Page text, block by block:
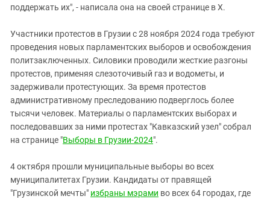
поддержать их", - написала она на своей странице в X.
Участники протестов в Грузии с 28 ноября 2024 года требуют
проведения новых парламентских выборов и освобождения
политзаключенных. Силовики проводили жесткие разгоны
протестов, применяя слезоточивый газ и водометы, и
задерживали протестующих. За время протестов
административному преследованию подверглось более
тысячи человек. Материалы о парламентских выборах и
последовавших за ними протестах "Кавказский узел" собрал
на странице "Выборы в Грузии-2024".
4 октября прошли муниципальные выборы во всех
муниципалитетах Грузии. Кандидаты от правящей
"Грузинской мечты" избраны мэрами во всех 64 городах, где